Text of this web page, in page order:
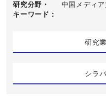
研究分野・
キーワード
中国メディ
研究
シラ